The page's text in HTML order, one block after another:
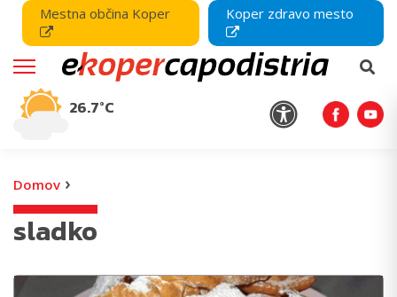
Mestna občina Koper Koper zdravo mesto
26.7°C
Domov ›
sladko